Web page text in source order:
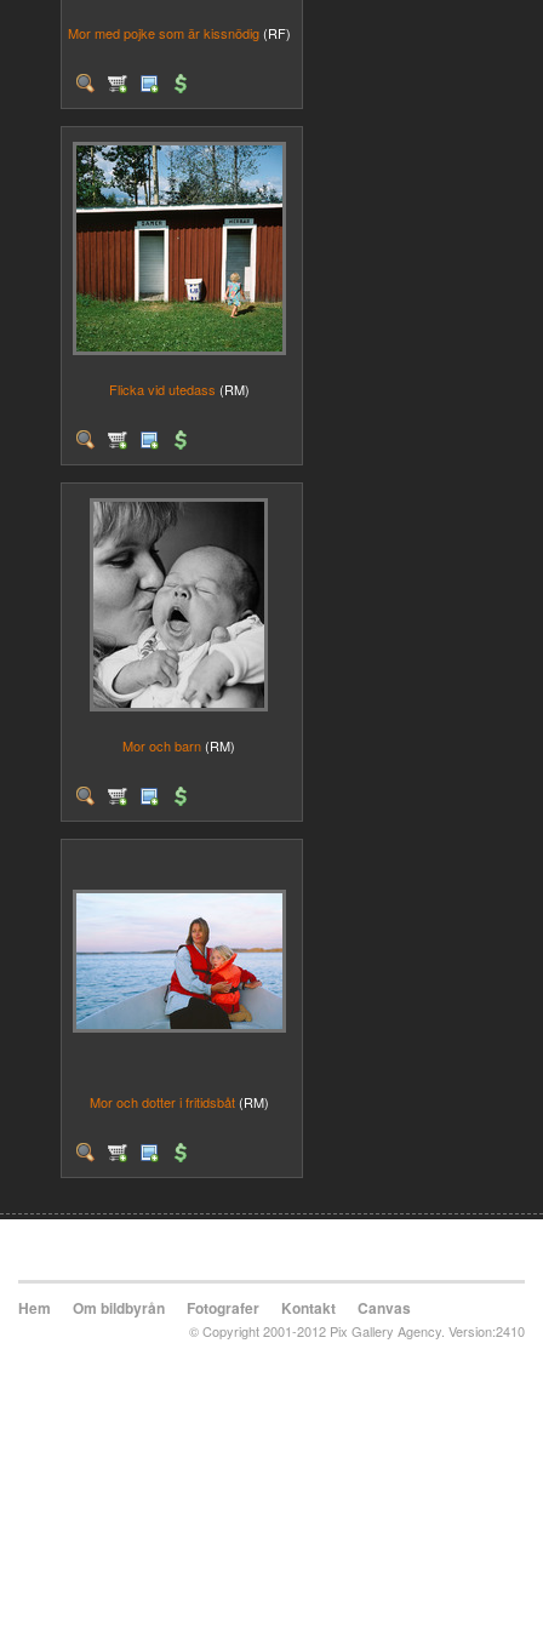
Mor med pojke som är kissnödig (RF)
Flicka vid utedass (RM)
Mor och barn (RM)
Mor och dotter i fritidsbåt (RM)
Hem Om bildbyrån Fotografer Kontakt Canvas
© Copyright 2001-2012 Pix Gallery Agency. Version:2410